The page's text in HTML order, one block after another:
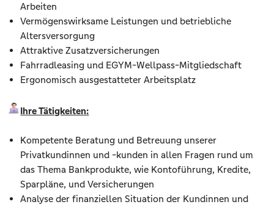
Arbeiten
Vermögenswirksame Leistungen und betriebliche
Altersversorgung
Attraktive Zusatzversicherungen
Fahrradleasing und EGYM-Wellpass-Mitgliedschaft
Ergonomisch ausgestatteter Arbeitsplatz
Ihre Tätigkeiten:
Kompetente Beratung und Betreuung unserer
Privatkundinnen und -kunden in allen Fragen rund um
das Thema Bankprodukte, wie Kontoführung, Kredite,
Sparpläne, und Versicherungen
Analyse der finanziellen Situation der Kundinnen und